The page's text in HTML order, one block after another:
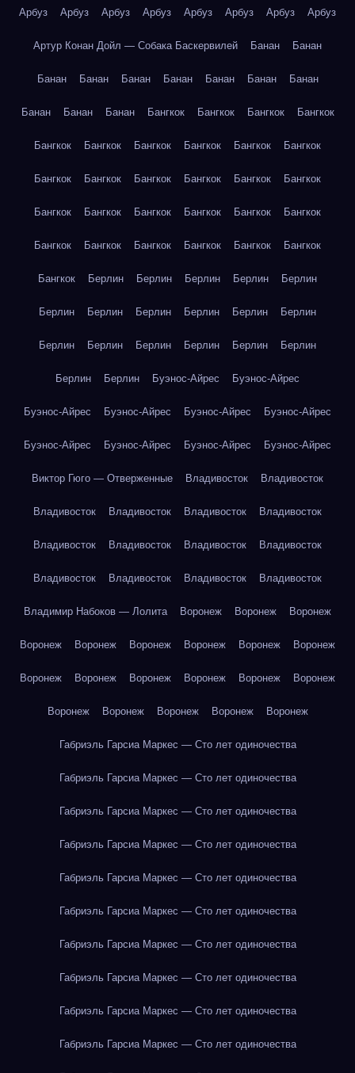
Арбуз Арбуз Арбуз Арбуз Арбуз Арбуз Арбуз Арбуз
Артур Конан Дойл — Собака Баскервилей Банан Банан
Банан Банан Банан Банан Банан Банан Банан
Банан Банан Банан Бангкок Бангкок Бангкок Бангкок
Бангкок Бангкок Бангкок Бангкок Бангкок Бангкок
Бангкок Бангкок Бангкок Бангкок Бангкок Бангкок
Бангкок Бангкок Бангкок Бангкок Бангкок Бангкок
Бангкок Бангкок Бангкок Бангкок Бангкок Бангкок
Бангкок Берлин Берлин Берлин Берлин Берлин
Берлин Берлин Берлин Берлин Берлин Берлин
Берлин Берлин Берлин Берлин Берлин Берлин
Берлин Берлин Буэнос-Айрес Буэнос-Айрес
Буэнос-Айрес Буэнос-Айрес Буэнос-Айрес Буэнос-Айрес
Буэнос-Айрес Буэнос-Айрес Буэнос-Айрес Буэнос-Айрес
Виктор Гюго — Отверженные Владивосток Владивосток
Владивосток Владивосток Владивосток Владивосток
Владивосток Владивосток Владивосток Владивосток
Владивосток Владивосток Владивосток Владивосток
Владимир Набоков — Лолита Воронеж Воронеж Воронеж
Воронеж Воронеж Воронеж Воронеж Воронеж Воронеж
Воронеж Воронеж Воронеж Воронеж Воронеж Воронеж
Воронеж Воронеж Воронеж Воронеж Воронеж
Габриэль Гарсиа Маркес — Сто лет одиночества
Габриэль Гарсиа Маркес — Сто лет одиночества
Габриэль Гарсиа Маркес — Сто лет одиночества
Габриэль Гарсиа Маркес — Сто лет одиночества
Габриэль Гарсиа Маркес — Сто лет одиночества
Габриэль Гарсиа Маркес — Сто лет одиночества
Габриэль Гарсиа Маркес — Сто лет одиночества
Габриэль Гарсиа Маркес — Сто лет одиночества
Габриэль Гарсиа Маркес — Сто лет одиночества
Габриэль Гарсиа Маркес — Сто лет одиночества